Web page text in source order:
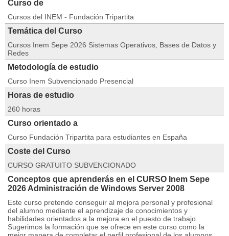
Curso de
Cursos del INEM - Fundación Tripartita
Temática del Curso
Cursos Inem Sepe 2026 Sistemas Operativos, Bases de Datos y
Redes
Metodología de estudio
Curso Inem Subvencionado Presencial
Horas de estudio
260 horas
Curso orientado a
Curso Fundación Tripartita para estudiantes en España
Coste del Curso
CURSO GRATUITO SUBVENCIONADO
Conceptos que aprenderás en el CURSO Inem Sepe
2026 Administración de Windows Server 2008
Este curso pretende conseguir al mejora personal y profesional
del alumno mediante el aprendizaje de conocimientos y
habilidades orientados a la mejora en el puesto de trabajo.
Sugerimos la formación que se ofrece en este curso como la